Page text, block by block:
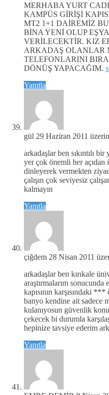
MERHABA YURT
KAMPÜS GİRİŞİ
MT2 1+1 DAİREMİZ
BİNA YENİ OLUP
VERİLECEKTİR. KIZ
ARKADAŞ OLANLAR
TELEFONLARINI
DÖNÜŞ YAPACAĞIM.
Yanıtla
gül 29 Haziran 2011
arkadaşlar ben sıkıntılı
yer çok önemli her açıdan
dinleyerek vermekten
çalışın çok seviyesiz
kalmayın
Yanıtla
çiğdem 28 Nisan 2011
arkadaşlar ben kırıkale
araştırmalarım
kapısının karşısındaki
banyo kendine ait sadece
kulanıyosun güvenlik
çekecek bi durumla
hepinize tavsiye ederim
Yanıtla